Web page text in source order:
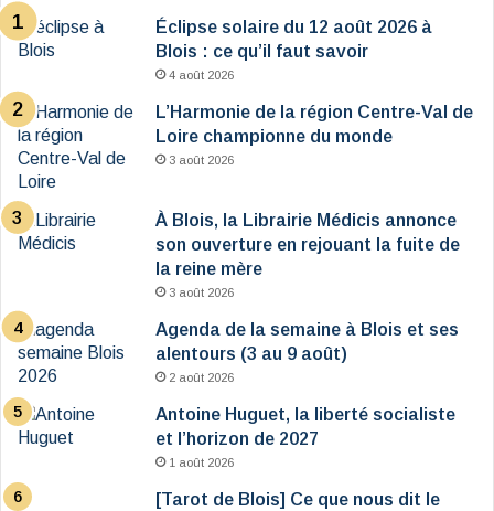
Éclipse solaire du 12 août 2026 à
Blois : ce qu’il faut savoir
4 août 2026
L’Harmonie de la région Centre-Val de
Loire championne du monde
3 août 2026
À Blois, la Librairie Médicis annonce
son ouverture en rejouant la fuite de
la reine mère
3 août 2026
Agenda de la semaine à Blois et ses
alentours (3 au 9 août)
2 août 2026
Antoine Huguet, la liberté socialiste
et l’horizon de 2027
1 août 2026
[Tarot de Blois] Ce que nous dit le